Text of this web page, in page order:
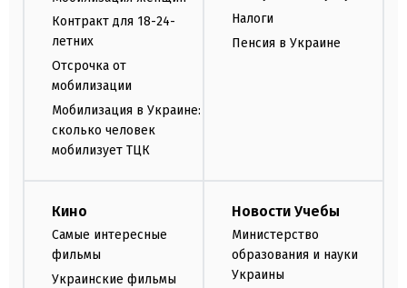
Контракт для 18-24-
летних
Отсрочка от
мобилизации
Мобилизация в Украине:
сколько человек
мобилизует ТЦК
Налоги
Пенсия в Украине
Кино
Самые интересные
фильмы
Украинские фильмы
Новости Учебы
Министерство
образования и науки
Украины